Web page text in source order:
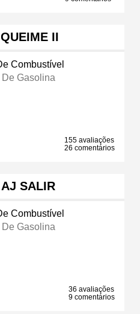
II
Combustível
De Gasolina
155 avaliações
26 comentários
SALIR
Combustível
De Gasolina
36 avaliações
9 comentários